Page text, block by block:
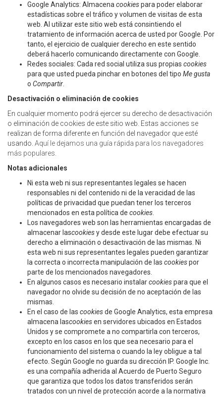
Google Analytics: Almacena cookiespara poder elaborar
estadísticas sobre el tráfico y volumen de visitas de esta
web. Al utilizar este sitio web está consintiendo el
tratamiento de información acerca de usted por Google. Por
tanto, el ejercicio de cualquier derecho en este sentido
deberá hacerlo comunicando directamente con Google.
Redes sociales: Cada red social utiliza sus propias cookies
para que usted pueda pinchar en botones del tipo Me gusta
o Compartir
Desactivación o eliminación de cookies
En cualquier momento podrá ejercer su derecho de desactivación
o eliminación de cookies de este sitio web. Estas acciones se
realizan de forma diferente en función del navegador que esté
usando. Aquí le dejamos una guía rápida para los navegadores
más populares
Notas adicionales
Ni esta web ni sus representantes legales se hacen
responsables ni del contenido ni de la veracidad de las
políticas de privacidad que puedan tener los terceros
mencionados en esta política de cookies
Los navegadores web son las herramientas encargadas de
almacenar lascookiesy desde este lugar debe efectuar su
derecho a eliminación o desactivación de las mismas. Ni
esta web ni sus representantes legales pueden garantizar
la correcta o incorrecta manipulación de las cookiespor
parte de los mencionados navegadores.
En algunos casos es necesario instalarcookiespara que el
navegador no olvide su decisión de no aceptación de las
mismas.
En el caso de las cookiesde Google Analytics, esta empresa
almacena lascookiesen servidores ubicados en Estados
Unidos y se compromete a no compartirla con terceros,
excepto en los casos en los que sea necesario para el
funcionamiento del sistema o cuando la ley obligue a tal
efecto. Según Google no guarda su dirección IP. Google Inc.
es una compañía adherida al Acuerdo de Puerto Seguro
que garantiza que todos los datos transferidos serán
tratados con un nivel de protección acorde a la normativa